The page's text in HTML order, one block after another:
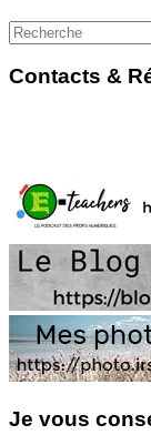
Contacts &
Je vous